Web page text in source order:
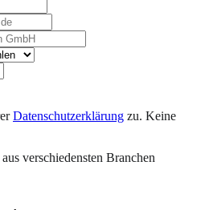
Datenschutz­erklärung zu. Keine
verschiedensten Branchen